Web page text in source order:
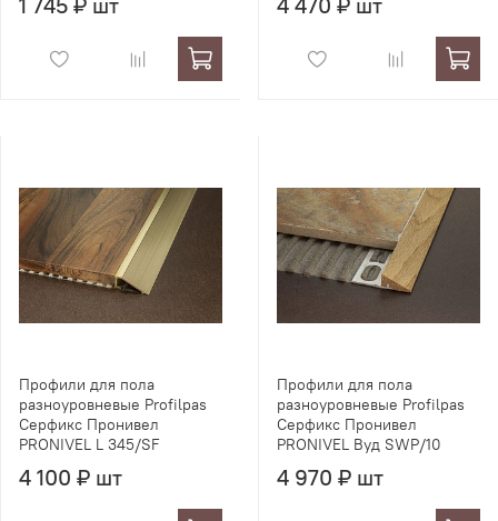
Профили для пола
разноуровневые Profilpas
Серфикс Пронивел
PRONIVEL L 345/SF
4 100 ₽ шт
Профили для пола
разноуровневые Profilpas
Серфикс Пронивел
PRONIVEL Вуд SWP/10
4 970 ₽ шт